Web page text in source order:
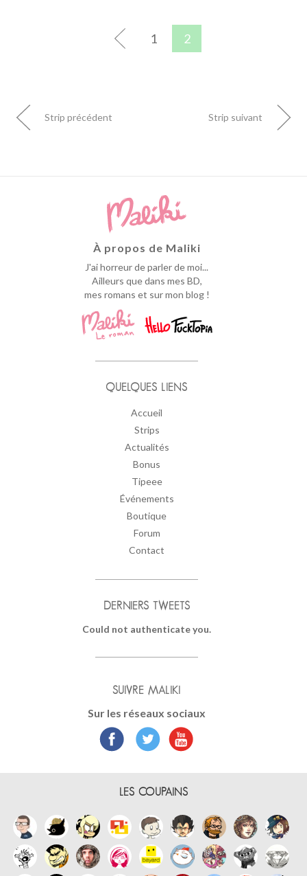
1 2
Strip précédent Strip suivant
À propos de Maliki
J'ai horreur de parler de moi...
Ailleurs que dans mes BD,
mes romans et sur mon blog !
QUELQUES LIENS
Accueil
Strips
Actualités
Bonus
Tipeee
Événements
Boutique
Forum
Contact
DERNIERS TWEETS
Could not authenticate you.
SUIVRE MALIKI
Sur les réseaux sociaux
LES COUPAINS